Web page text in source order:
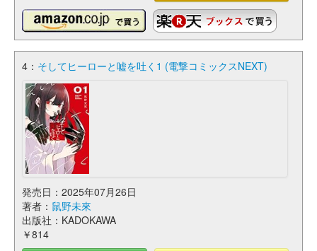
4： そしてヒーローと嘘を吐く1 (電撃コミックスNEXT)
発売日：2025年07月26日
著者： 鼠野未來
出版社：KADOKAWA
￥814